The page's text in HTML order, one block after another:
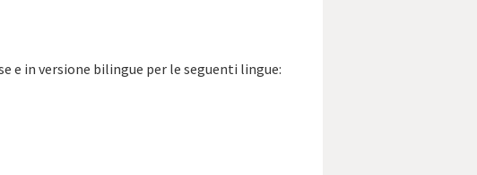
e in versione bilingue per le seguenti lingue: